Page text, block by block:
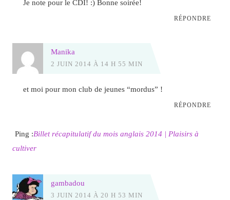
Je note pour le CDI! :) Bonne soirée!
RÉPONDRE
Manika
2 JUIN 2014 À 14 H 55 MIN
et moi pour mon club de jeunes “mordus” !
RÉPONDRE
Ping :Billet récapitulatif du mois anglais 2014 | Plaisirs à
cultiver
gambadou
3 JUIN 2014 À 20 H 53 MIN